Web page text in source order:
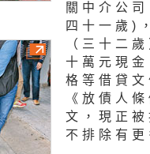
關中介公
四十一歲)
（三十二
十萬元現
格等借貸
《放債人
文，現正
不排除有更